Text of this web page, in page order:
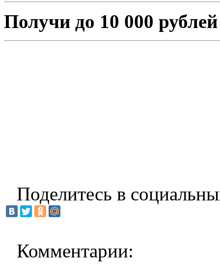
Получи до 10 000
Поделитесь в
Комментарии: